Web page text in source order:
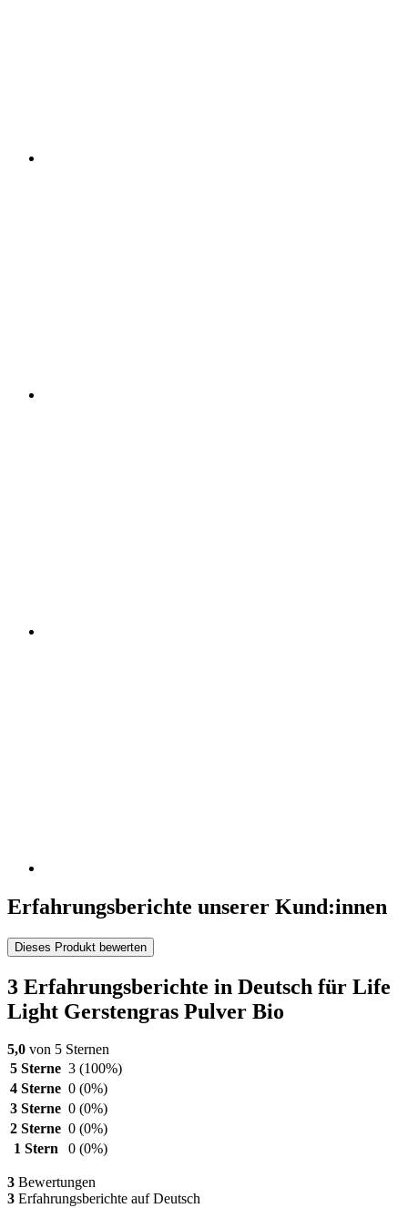
Erfahrungsberichte unserer Kund:innen
Dieses Produkt bewerten
3 Erfahrungsberichte in Deutsch für Life
Light Gerstengras Pulver Bio
5,0 von 5 Sternen
5 Sterne 3 (100%)
4 Sterne 0 (0%)
3 Sterne 0 (0%)
2 Sterne 0 (0%)
1 Stern
0 (0%)
3 Bewertungen
3 Erfahrungsberichte auf Deutsch